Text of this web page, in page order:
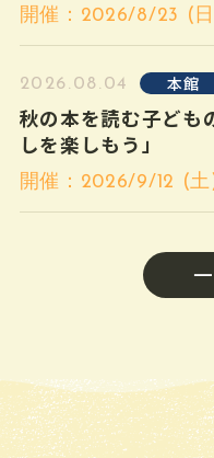
17
月
18 火 9:30～19:00
9:30～
20 木
開催：2026/8/23 (
2026.08.04 本館
秋の本を読む子ども
しを楽しもう」
開催：2026/9/12 (土